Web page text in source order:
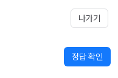
나가기
정답 확인